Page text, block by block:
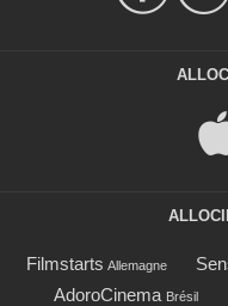
Filmstarts Allemagne
AdoroCinema Brésil